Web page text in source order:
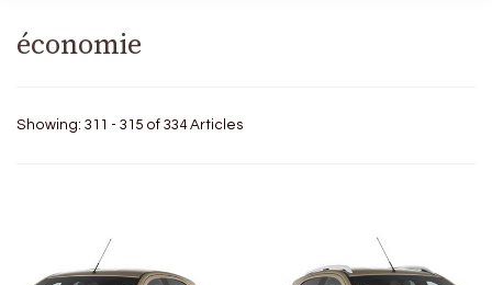
économie
Showing: 311 - 315 of 334 Articles